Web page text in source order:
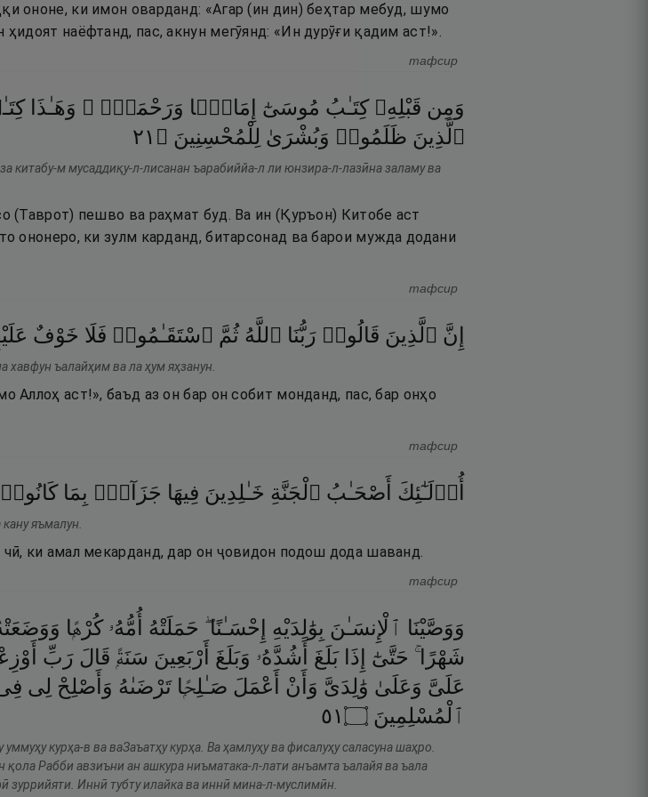
ононе, ки имон оварданд: «Агар (ин дин) беҳтар мебуд, шумо
наёфтанд, пас, акнун мегӯянд: «Ин дурӯғи қадим аст!».
тафсир
وَمِن قَبْلِهِۦ كِتَـٰبُ مُوسَىٰٓ إِمَامًۭا وَرَحْمَةًۭ ۚ وَهَـٰذَا
ٱلَّذِينَ ظَلَمُوا۟ وَبُشْرَىٰ لِلْمُحْسِنِينَ ۝ ١٢
китабу-м мусаддиқу-л-лисанан ъарабиййа-л ли юнзира-л-лазӣна заламу ва
(Таврот) пешво ва раҳмат буд. Ва ин (Қуръон) Китобе аст
ононеро, ки зулм карданд, битарсонад ва барои мужда додани
тафсир
إِنَّ ٱلَّذِينَ قَالُوا۟ رَبُّنَا ٱللَّهُ ثُمَّ ٱسْتَقَـٰمُوا۟ فَلَا خَوْفٌ
ъалайҳим ва ла ҳум яҳзанун.
Аллоҳ аст!», баъд аз он бар он собит монданд, пас, бар онҳо
тафсир
أُو۟لَـٰٓئِكَ أَصْحَـٰبُ ٱلْجَنَّةِ خَـٰلِدِينَ فِيهَا جَزَآءًۢ بِمَا كَانُوا۟
яъмалун.
ки амал мекарданд, дар он ҷовидон подош дода шаванд.
тафсир
وَوَصَّيْنَا ٱلْإِنسَـٰنَ بِوَٰلِدَيْهِ إِحْسَـٰنًا ۖ حَمَلَتْهُ أُمُّهُۥ كُرْهًۭا
شَهْرًا ۚ حَتَّىٰٓ إِذَا بَلَغَ أَشُدَّهُۥ وَبَلَغَ أَرْبَعِينَ سَنَةًۭ قَالَ رَبِّ
عَلَىَّ وَعَلَىٰ وَٰلِدَىَّ وَأَنْ أَعْمَلَ صَـٰلِحًۭا تَرْضَىٰهُ وَأَصْلِحْ لِى
ٱلْمُسْلِمِينَ ۝١٥
курҳа-в ва ваЗаъатҳу курҳа. Ва ҳамлуҳу ва фисалуҳу саласуна шаҳро.
қола Рабби авзиъни ан ашкура ниъматака-л-лати анъамта ъалайя ва ъала
зуррийяти. Иннӣ тубту илайка ва иннӣ мина-л-муслимӣн.